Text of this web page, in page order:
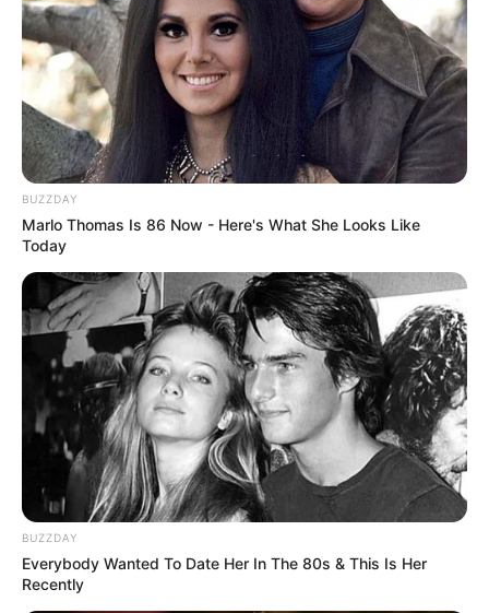
BUZZDAY
Marlo Thomas Is 86 Now - Here's What She Looks Like
Today
BUZZDAY
Everybody Wanted To Date Her In The 80s & This Is Her
Recently